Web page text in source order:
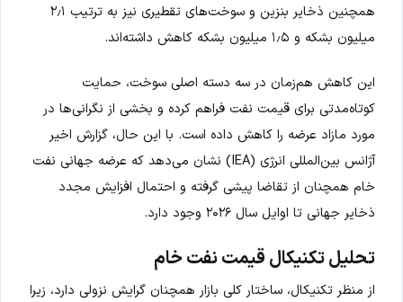
همچنین ذخایر بنزین و سوخت‌های تقطیری نیز به ترتیب ۲٫۱
میلیون بشکه و ۱٫۵ میلیون بشکه کاهش داشته‌اند.
این کاهش هم‌زمان در سه دسته اصلی سوخت، حمایت
کوتاه‌مدتی برای قیمت نفت فراهم کرده و بخشی از نگرانی‌ها در
مورد مازاد عرضه را کاهش داده است. با این حال، گزارش اخیر
آژانس بین‌المللی انرژی (IEA) نشان می‌دهد که عرضه جهانی نفت
خام همچنان از تقاضا پیشی گرفته و احتمال افزایش مجدد
ذخایر جهانی تا اوایل سال ۲۰۲۶ وجود دارد.
تحلیل تکنیکال قیمت نفت خام
از منظر تکنیکال، ساختار کلی بازار همچنان گرایش نزولی دارد، زیرا